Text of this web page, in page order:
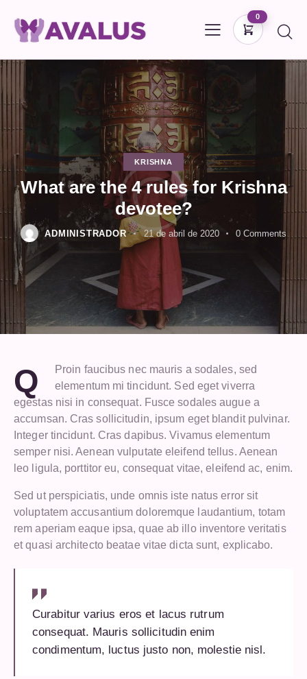
0
DONAR
KRISHNA
What are the 4 rules for Krishna
devotee?
ADMINISTRADOR 21 de abril de 2020 0 Comments
Q
Proin faucibus nec mauris a sodales, sed
elementum mi tincidunt. Sed eget viverra
egestas nisi in consequat. Fusce sodales augue a
accumsan. Cras sollicitudin, ipsum eget blandit pulvinar.
Integer tincidunt. Cras dapibus. Vivamus elementum
semper nisi. Aenean vulputate eleifend tellus. Aenean
leo ligula, porttitor eu, consequat vitae, eleifend ac, enim.
Sed ut perspiciatis, unde omnis iste natus error sit
voluptatem accusantium doloremque laudantium, totam
rem aperiam eaque ipsa, quae ab illo inventore veritatis
et quasi architecto beatae vitae dicta sunt, explicabo.
Curabitur varius eros et lacus rutrum
consequat. Mauris sollicitudin enim
condimentum, luctus justo non, molestie nisl.